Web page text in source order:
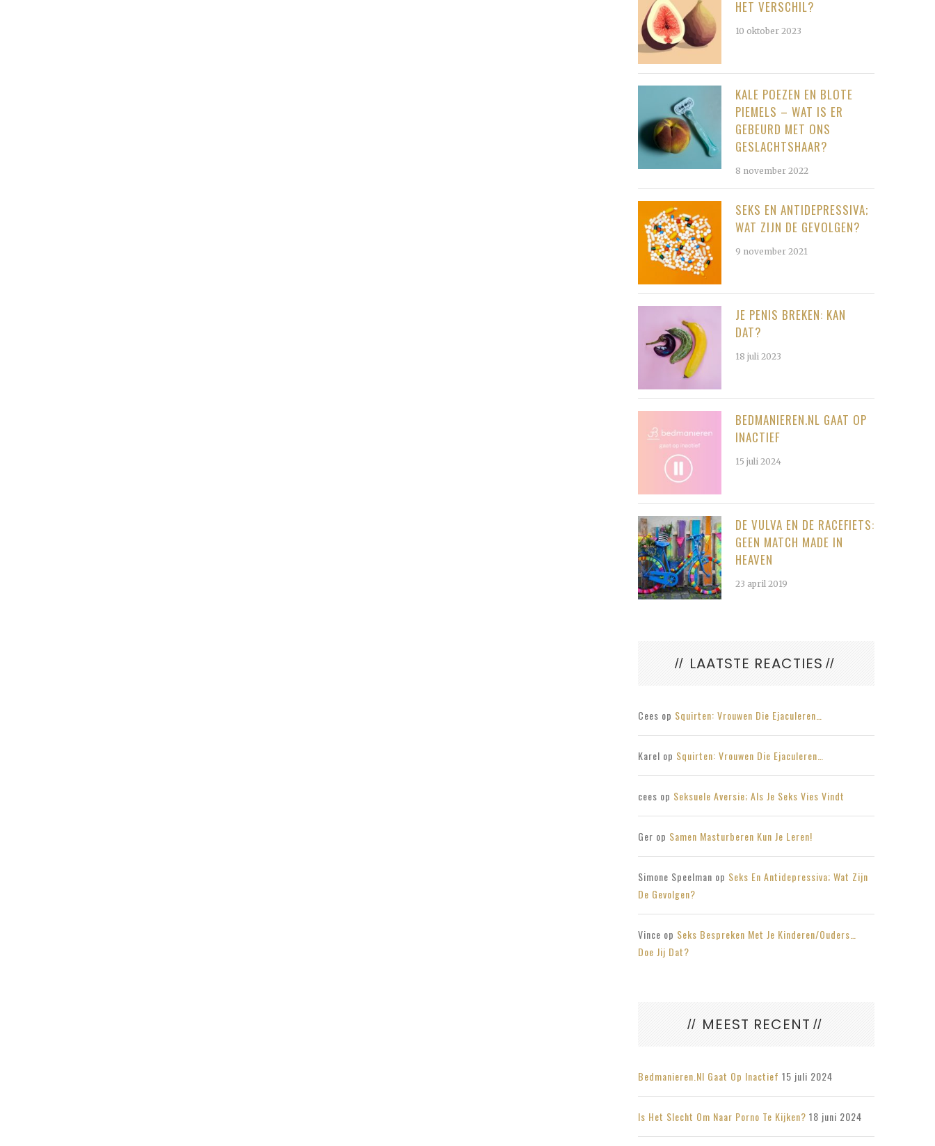
HET VERSCHIL?
10 oktober 2023
KALE POEZEN EN BLOTE
PIEMELS – WAT IS ER
GEBEURD MET ONS
GESLACHTSHAAR?
8 november 2022
SEKS EN ANTIDEPRESSIVA;
WAT ZIJN DE GEVOLGEN?
9 november 2021
JE PENIS BREKEN: KAN
DAT?
18 juli 2023
BEDMANIEREN.NL GAAT OP
INACTIEF
15 juli 2024
DE VULVA EN DE RACEFIETS:
GEEN MATCH MADE IN
HEAVEN
23 april 2019
LAATSTE REACTIES
Cees op Squirten: Vrouwen Die Ejaculeren…
Karel op Squirten: Vrouwen Die Ejaculeren…
cees op Seksuele Aversie; Als Je Seks Vies Vindt
Ger op Samen Masturberen Kun Je Leren!
Simone Speelman op Seks En Antidepressiva; Wat Zijn
De Gevolgen?
Vince op Seks Bespreken Met Je Kinderen/ouders…
Doe Jij Dat?
MEEST RECENT
Bedmanieren.nl Gaat Op Inactief 15 juli 2024
Is Het Slecht Om Naar Porno Te Kijken? 18 juni 2024